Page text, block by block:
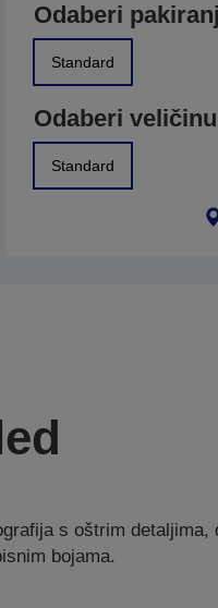
Odaberi
Standard
Odaberi veličinu
Standard
s oštrim detaljima,
bojama.